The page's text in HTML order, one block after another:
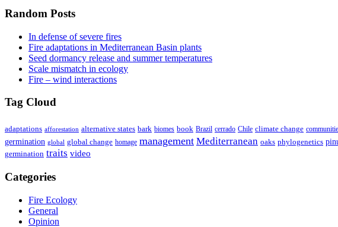
Random Posts
In defense of severe fires
Fire adaptations in Mediterranean Basin plants
Seed dormancy release and summer temperatures
Scale mismatch in ecology
Fire – wind interactions
Tag Cloud
adaptations afforestation alternative states bark biomes book Brazil cerrado Chile climate change
germination global global change homage management Mediterranean oaks phylogenetics
germination traits video
Categories
Fire Ecology
General
Opinion